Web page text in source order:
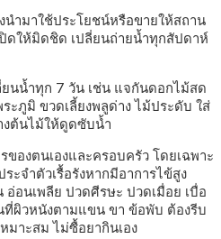
นำมาใช้ประโยชน์หรือขายให้สถาน
ดให้มิดชิด เปลี่ยนถ่ายน้ำทุกสัปดาห์
นน้ำทุก 7 วัน เช่น แจกันดอกไม้สด
ภูมิ ขวดเลี้ยงพลูด่าง ไม้ประดับ ใส่
งต้นไม้ให้ดูดซับน้ำ
ของตนเองและครอบครัว โดยเฉพาะ
จำตัวเรื้อรังหากมีอาการไข้สูง
อนเพลีย ปวดศีรษะ ปวดเมื่อย เบื่อ
ผิวหนังตามแขน ขา ข้อพับ ต้องรีบ
มาะสม ไม่ซื้อยากินเอง